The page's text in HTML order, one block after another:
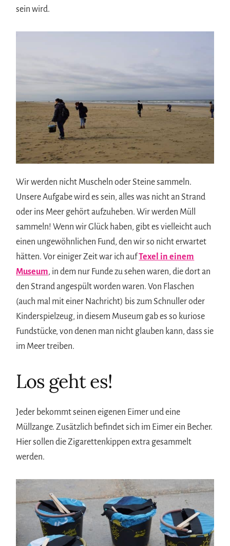
sein wird.
Wir werden nicht Muscheln oder Steine sammeln.
Unsere Aufgabe wird es sein, alles was nicht an Strand
oder ins Meer gehört aufzuheben. Wir werden Müll
sammeln! Wenn wir Glück haben, gibt es vielleicht auch
einen ungewöhnlichen Fund, den wir so nicht erwartet
hätten. Vor einiger Zeit war ich aufTexel in einem
Museum, in dem nur Funde zu sehen waren, die dort an
den Strand angespült worden waren. Von Flaschen
(auch mal mit einer Nachricht) bis zum Schnuller oder
Kinderspielzeug, in diesem Museum gab es so kuriose
Fundstücke, von denen man nicht glauben kann, dass sie
im Meer treiben.
Los geht es!
Jeder bekommt seinen eigenen Eimer und eine
Müllzange. Zusätzlich befindet sich im Eimer ein Becher.
Hier sollen die Zigarettenkippen extra gesammelt
werden.